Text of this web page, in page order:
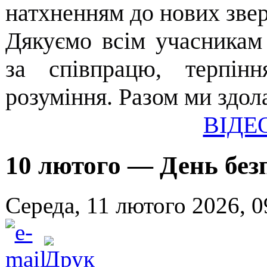
натхненням до нових
Дякуємо всім учасникам
за співпрацю,
розуміння. Разом ми
10 лютого — День
Середа, 11 лютого 2026,